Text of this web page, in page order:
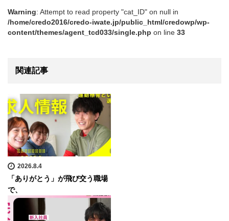
Warning: Attempt to read property "cat_ID" on null in
/home/credo2016/credo-iwate.jp/public_html/credowp/wp-
content/themes/agent_tcd033/single.php on line 33
関連記事
2026.8.4
「ありがとう」が飛び交う職場
で、